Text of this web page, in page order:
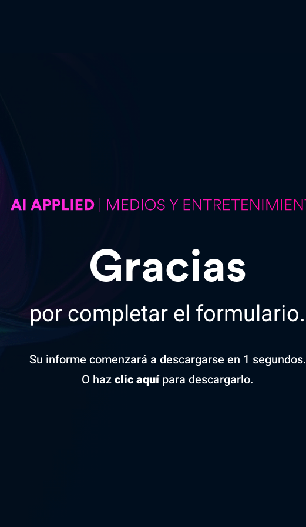
Gracias
por completar el formulario.
Su informe comenzará a descargarse en 0 segundos.
O hazclic aquípara descargarlo.